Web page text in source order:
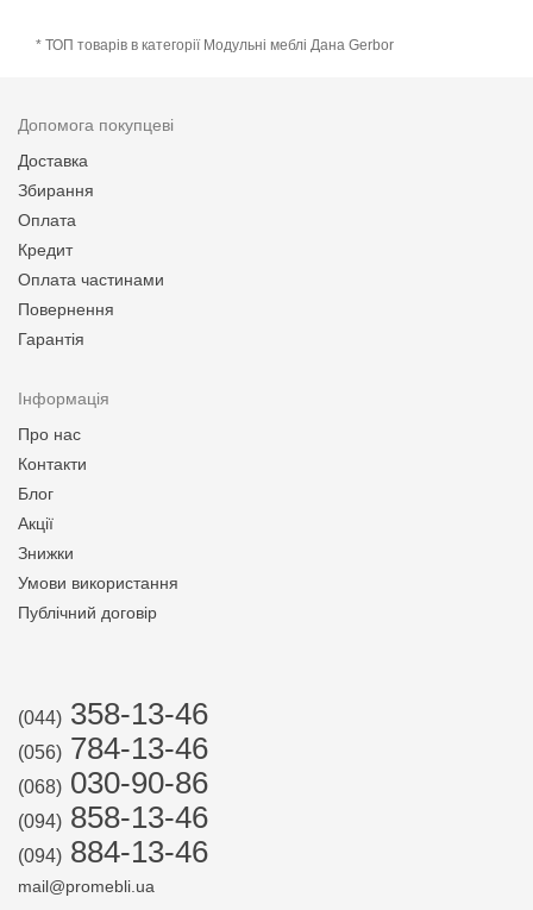
* ТОП товарів в категорії Модульні меблі Дана Gerbor
Допомога покупцеві
Доставка
Збирання
Оплата
Кредит
Оплата частинами
Повернення
Гарантія
Інформація
Про нас
Контакти
Блог
Акції
Знижки
Умови використання
Публічний договір
(044) 358-13-46
(056) 784-13-46
(068) 030-90-86
(094) 858-13-46
(094) 884-13-46
mail@promebli.ua